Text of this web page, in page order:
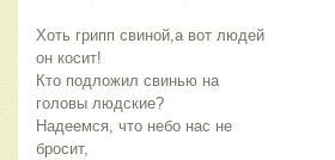
Хоть грипп свиной,а вот людей
он косит!
Кто подложил свинью на
головы людские?
Надеемся, что небо нас не
бросит,